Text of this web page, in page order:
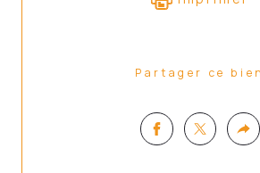
PATRIMOINE !!
Partager ce bien